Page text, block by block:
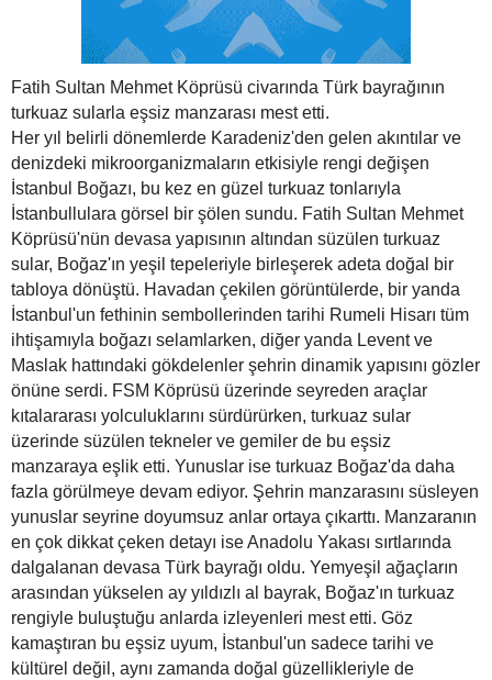
Fatih Sultan Mehmet Köprüsü civarında Türk bayrağının
turkuaz sularla eşsiz manzarası mest etti.
Her yıl belirli dönemlerde Karadeniz'den gelen akıntılar ve
denizdeki mikroorganizmaların etkisiyle rengi değişen
İstanbul Boğazı, bu kez en güzel turkuaz tonlarıyla
İstanbullulara görsel bir şölen sundu. Fatih Sultan Mehmet
Köprüsü'nün devasa yapısının altından süzülen turkuaz
sular, Boğaz'ın yeşil tepeleriyle birleşerek adeta doğal bir
tabloya dönüştü. Havadan çekilen görüntülerde, bir yanda
İstanbul'un fethinin sembollerinden tarihi Rumeli Hisarı tüm
ihtişamıyla boğazı selamlarken, diğer yanda Levent ve
Maslak hattındaki gökdelenler şehrin dinamik yapısını gözler
önüne serdi. FSM Köprüsü üzerinde seyreden araçlar
kıtalararası yolculuklarını sürdürürken, turkuaz sular
üzerinde süzülen tekneler ve gemiler de bu eşsiz
manzaraya eşlik etti. Yunuslar ise turkuaz Boğaz'da daha
fazla görülmeye devam ediyor. Şehrin manzarasını süsleyen
yunuslar seyrine doyumsuz anlar ortaya çıkarttı. Manzaranın
en çok dikkat çeken detayı ise Anadolu Yakası sırtlarında
dalgalanan devasa Türk bayrağı oldu. Yemyeşil ağaçların
arasından yükselen ay yıldızlı al bayrak, Boğaz'ın turkuaz
rengiyle buluştuğu anlarda izleyenleri mest etti. Göz
kamaştıran bu eşsiz uyum, İstanbul'un sadece tarihi ve
kültürel değil, aynı zamanda doğal güzellikleriyle de